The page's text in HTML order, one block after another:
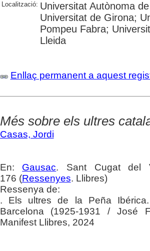
Localització: Universitat Autònoma
Universitat de Girona;
Pompeu Fabra;
Lleida
Enllaç permanent a aquest
Més sobre els ultres
Casas, Jordi
En: Gausac. Sant Cugat del
176 (Ressenyes. Llibres)
Ressenya de:
. Els ultres de la Peña
Barcelona (1925-1931 / José
Manifest Llibres, 2024